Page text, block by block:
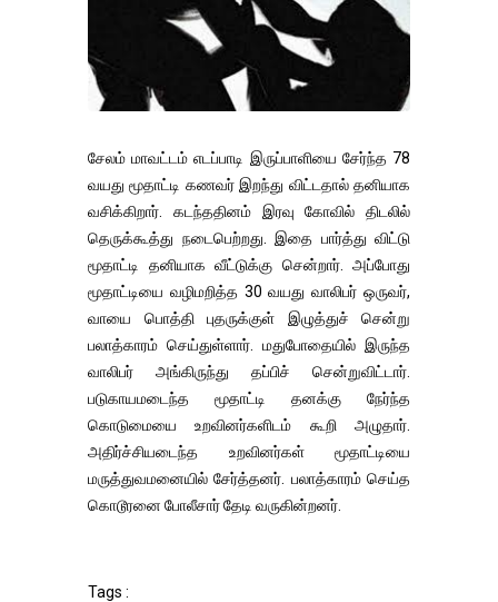
சேலம் மாவட்டம் எடப்பாடி இருப்பாளியை சேர்ந்த 78
வயது மூதாட்டி கணவர் இறந்து விட்டதால் தனியாக
வசிக்கிறார். கடந்ததினம் இரவு கோவில் திடலில்
தெருக்கூத்து நடைபெற்றது. இதை பார்த்து விட்டு
மூதாட்டி தனியாக வீட்டுக்கு சென்றார். அப்போது
மூதாட்டியை வழிமறித்த 30 வயது வாலிபர் ஒருவர்,
வாயை பொத்தி புதருக்குள் இழுத்துச் சென்று
பலாத்காரம் செய்துள்ளார். மதுபோதையில் இருந்த
வாலிபர் அங்கிருந்து தப்பிச் சென்றுவிட்டார்.
படுகாயமடைந்த மூதாட்டி தனக்கு நேர்ந்த
கொடுமையை உறவினர்களிடம் கூறி அழுதார்.
அதிர்ச்சியடைந்த உறவினர்கள் மூதாட்டியை
மருத்துவமனையில் சேர்த்தனர். பலாத்காரம் செய்த
கொடூரனை போலீசார் தேடி வருகின்றனர்.
Tags :